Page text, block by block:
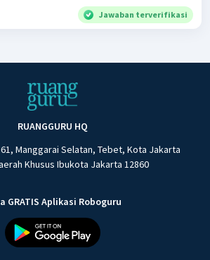
Jawaban terverifikasi
RUANGGURU HQ
Manggarai Selatan, Tebet, Kota Jakarta
Khusus Ibukota Jakarta 12860
GRATIS Aplikasi Roboguru